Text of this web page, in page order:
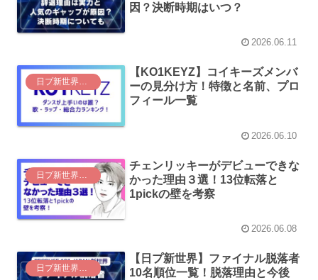
因？決断時期はいつ？
2026.06.11
日プ新世界（日プ4）
【KO1KEYZ】コイキーズメンバ
ーの見分け方！特徴と名前、プロ
フィール一覧
2026.06.10
日プ新世界（日プ4）
チェンリッキーがデビューできな
かった理由３選！13位転落と
1pickの壁を考察
2026.06.08
日プ新世界（日プ4）
【日プ新世界】ファイナル脱落者
10名順位一覧！脱落理由と今後